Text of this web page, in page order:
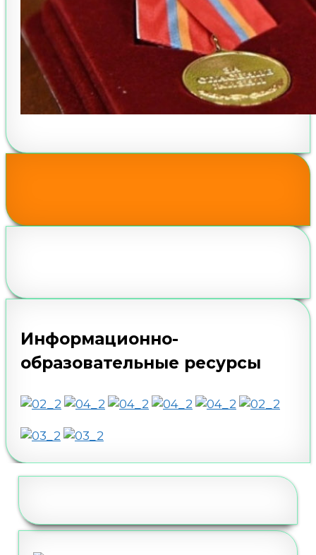
Информационно-
образовательные ресурсы